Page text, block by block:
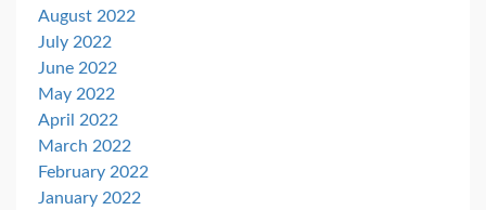
August 2022
July 2022
June 2022
May 2022
April 2022
March 2022
February 2022
January 2022